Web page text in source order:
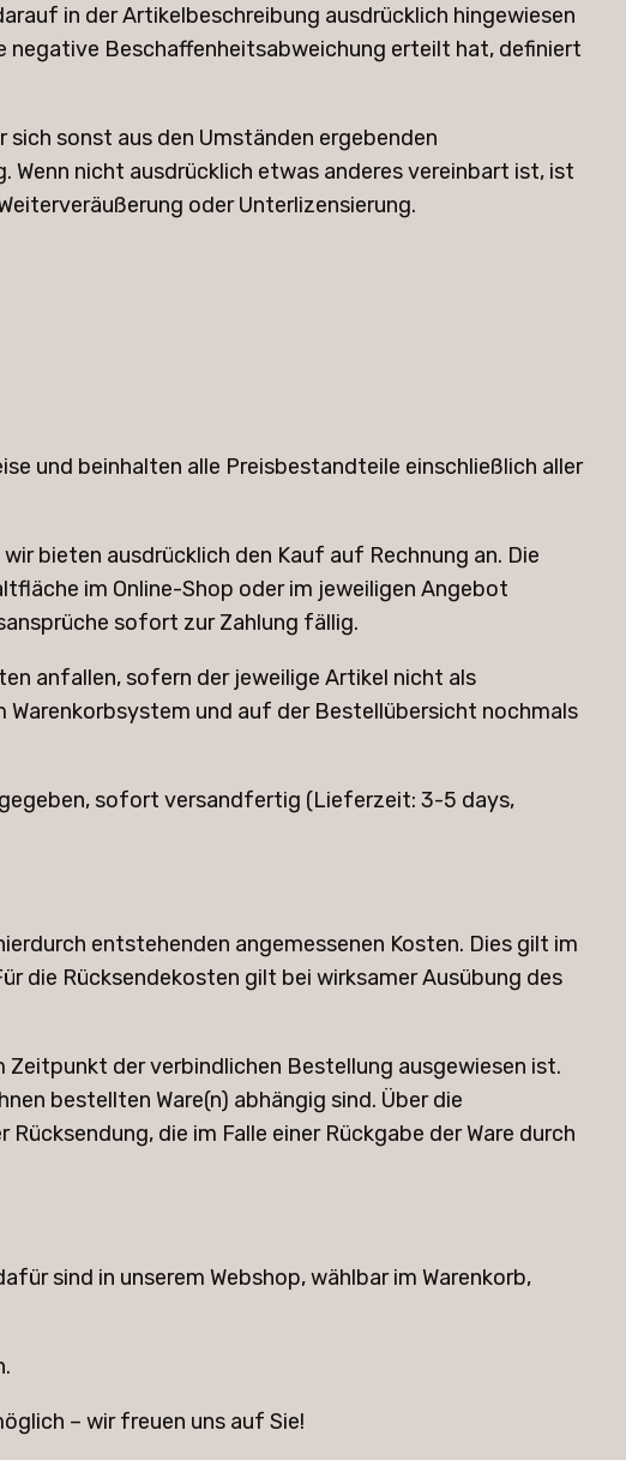
in der Artikelbeschreibung ausdrücklich hingewiesen
negative Beschaffenheitsabweichung erteilt hat, definiert
sonst aus den Umständen ergebenden
nicht ausdrücklich etwas anderes vereinbart ist, ist
oder Unterlizensierung.
und beinhalten alle Preisbestandteile einschließlich aller
bieten ausdrücklich den Kauf auf Rechnung an. Die
im Online-Shop oder im jeweiligen Angebot
sofort zur Zahlung fällig.
anfallen, sofern der jeweilige Artikel nicht als
und auf der Bestellübersicht nochmals
sofort versandfertig (Lieferzeit: 3-5 days,
entstehenden angemessenen Kosten. Dies gilt im
die Rücksendekosten gilt bei wirksamer Ausübung des
Zeitpunkt der verbindlichen Bestellung ausgewiesen ist.
bestellten Ware(n) abhängig sind. Über die
die im Falle einer Rückgabe der Ware durch
sind in unserem Webshop, wählbar im Warenkorb,
– wir freuen uns auf Sie!